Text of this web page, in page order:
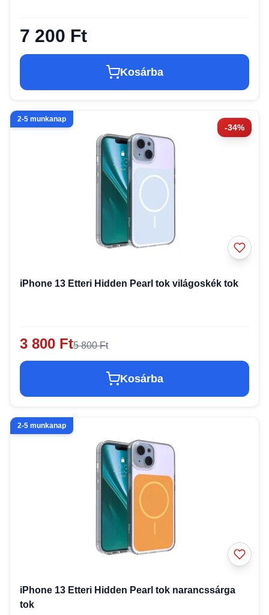
7 200 Ft
Kosárba
-34%
2-5 munkanap
iPhone 13 Etteri Hidden Pearl tok világoskék tok
3 800 Ft5 800 Ft
Kosárba
2-5 munkanap
iPhone 13 Etteri Hidden Pearl tok narancssárga
tok